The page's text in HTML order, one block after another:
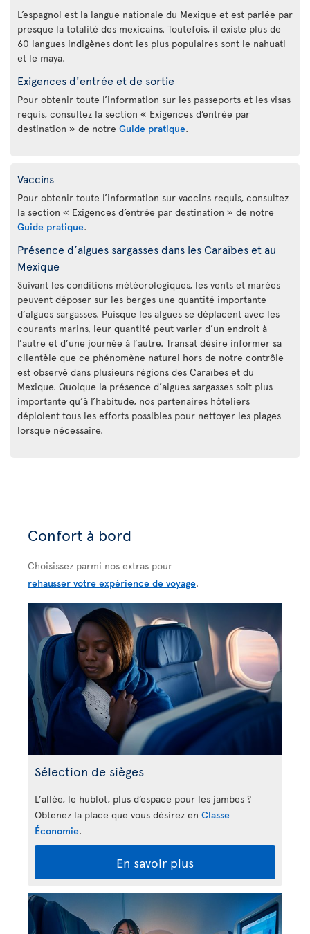
L’espagnol est la langue nationale du Mexique et est parlée par
presque la totalité des mexicains. Toutefois, il existe plus de
60 langues indigènes dont les plus populaires sont le nahuatl
et le maya.
Exigences d'entrée et de sortie
Pour obtenir toute l’information sur les passeports et les visas
requis, consultez la section « Exigences d’entrée par
destination » de notre Guide pratique.
Vaccins
Pour obtenir toute l’information sur vaccins requis, consultez
la section « Exigences d’entrée par destination » de notre
Guide pratique.
Présence d’algues sargasses dans les Caraïbes et au
Mexique
Suivant les conditions météorologiques, les vents et marées
peuvent déposer sur les berges une quantité importante
d’algues sargasses. Puisque les algues se déplacent avec les
courants marins, leur quantité peut varier d’un endroit à
l’autre et d’une journée à l’autre. Transat désire informer sa
clientèle que ce phénomène naturel hors de notre contrôle
est observé dans plusieurs régions des Caraïbes et du
Mexique. Quoique la présence d’algues sargasses soit plus
importante qu’à l’habitude, nos partenaires hôteliers
déploient tous les efforts possibles pour nettoyer les plages
lorsque nécessaire.
Confort à bord
Choisissez parmi nos extras pour
rehausser votre expérience de voyage.
Sélection de sièges
L’allée, le hublot, plus d’espace pour les jambes ?
Obtenez la place que vous désirez en Classe
Économie.
En savoir plus